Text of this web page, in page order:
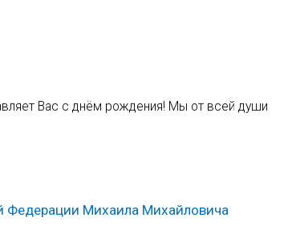
Вас с днём рождения! Мы от всей души
Федерации Михаила Михайловича